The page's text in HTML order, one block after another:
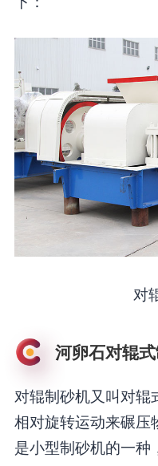
对
河卵石对辊
对辊制砂机又叫对辊
相对旋转运动来碾压
是小型制砂机的一种